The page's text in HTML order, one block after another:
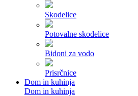
Skodelice
Potovalne skodelice
Bidoni za vodo
Prisrčnice
Dom in kuhinja
Dom in kuhinja